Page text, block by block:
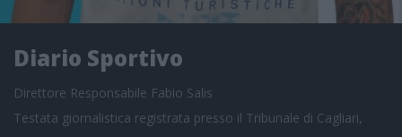
Diario Sportivo
Direttore Responsabile Fabio Salis
Testata giornalistica registrata presso il Tribunale di Cagliari,